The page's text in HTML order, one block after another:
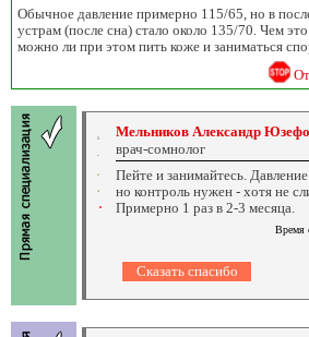
Обычное давление примерно 115/65, но в
устрам (после сна) стало около 135/70. Чем
можно ли при этом пить коже и заниматься
Мельников Александр
врач-сомнолог
Пейте и занимайтесь.
но контроль нужен - хотя не
Примерно 1 раз в 2-3 месяца.
Время